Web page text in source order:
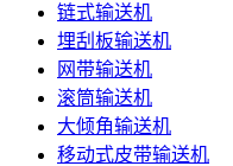
链式输送机
埋刮板输送机
网带输送机
滚筒输送机
大倾角输送机
移动式皮带输送机